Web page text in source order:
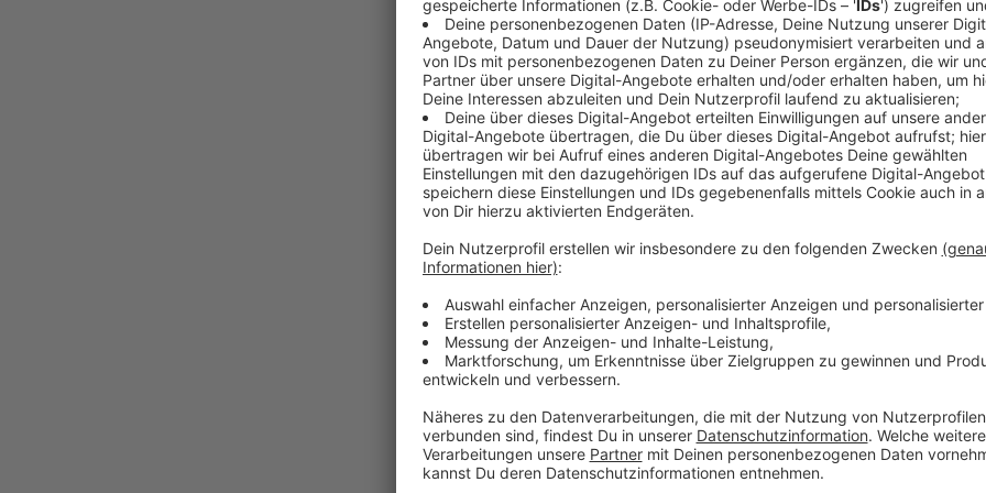
Gegen Bremerhaven gab es vor über 8.000
die Rot-Gelben aber eine couragierte Leistung, fand
Anzeige
DEG-Stürmer Bennet Roßmy
Bennet Roßmy nach der Niederlage gegen
Anzeige
Anzeige